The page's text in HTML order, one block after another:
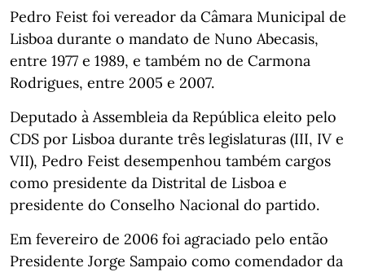
Pedro Feist foi vereador da Câmara Municipal de
Lisboa durante o mandato de Nuno Abecasis,
entre 1977 e 1989, e também no de Carmona
Rodrigues, entre 2005 e 2007.
Deputado à Assembleia da República eleito pelo
CDS por Lisboa durante três legislaturas (III, IV e
VII), Pedro Feist desempenhou também cargos
como presidente da Distrital de Lisboa e
presidente do Conselho Nacional do partido.
Em fevereiro de 2006 foi agraciado pelo então
Presidente Jorge Sampaio como comendador da